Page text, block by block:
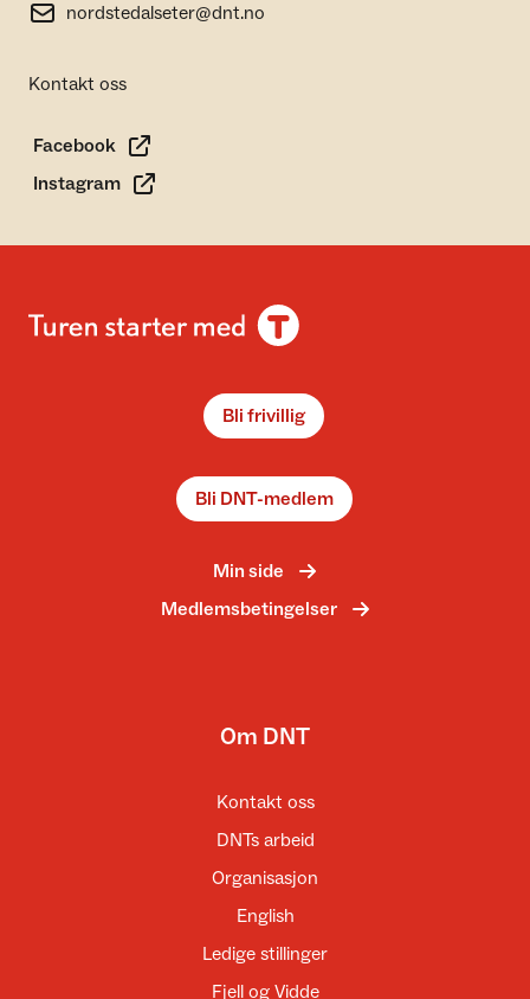
nordstedalseter@dnt.no
Kontakt oss
Facebook
Instagram
Bli frivillig
Bli DNT-medlem
Min side
Medlemsbetingelser
Om DNT
Kontakt oss
DNTs arbeid
Organisasjon
English
Ledige stillinger
Fjell og Vidde